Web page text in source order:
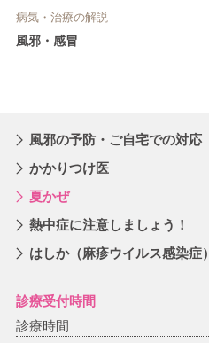
病気・治療の解説
風邪・感冒
風邪の予防・ご自宅での対応
かかりつけ医
夏かぜ
熱中症に注意しましょう！
はしか（麻疹ウイルス感染症）
診療受付時間
診療時間